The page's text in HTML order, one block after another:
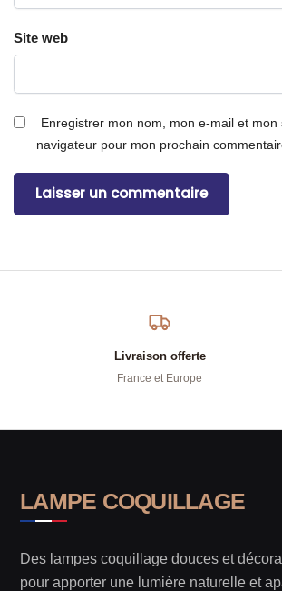
Site web
Enregistrer mon nom, mon e-mail et mon
navigateur pour mon prochain
Livraison offerte
France et Europe
LAMPE COQUILLAGE
Des lampes coquillage douces et
pour apporter une lumière naturelle et